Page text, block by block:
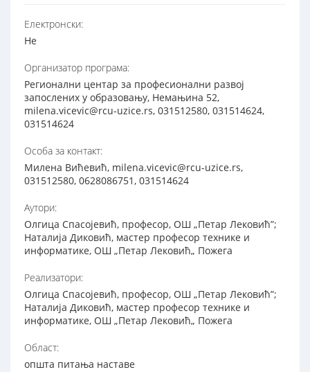
Електронски:
Не
Организатор програма:
Регионални центар за професионални развој
запослених у образовању, Немањина 52,
milena.vicevic@rcu-uzice.rs, 031512580, 031514624,
031514624
Особа за контакт:
Милена Вићевић, milena.vicevic@rcu-uzice.rs,
031512580, 0628086751, 031514624
Аутори:
Олгица Спасојевић, професор, ОШ „Петар Лековић”;
Наталија Диковић, мастер професор технике и
информатике, ОШ „Петар Лековић„ Пожега
Реализатори:
Олгица Спасојевић, професор, ОШ „Петар Лековић”;
Наталија Диковић, мастер професор технике и
информатике, ОШ „Петар Лековић„ Пожега
Област:
општа питања наставе